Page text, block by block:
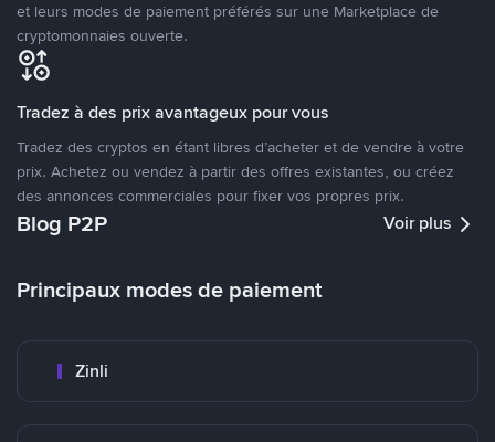
et leurs modes de paiement préférés sur une Marketplace de
cryptomonnaies ouverte.
Tradez à des prix avantageux pour vous
Tradez des cryptos en étant libres d’acheter et de vendre à votre
prix. Achetez ou vendez à partir des offres existantes, ou créez
des annonces commerciales pour fixer vos propres prix.
Blog P2P Voir plus
Principaux modes de paiement
Zinli